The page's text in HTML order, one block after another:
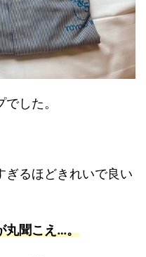
した。
ぎるほどきれいで良い
丸聞こえ…。